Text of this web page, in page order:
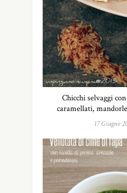
Chicchi selvaggi
caramellati,
17 Giugno